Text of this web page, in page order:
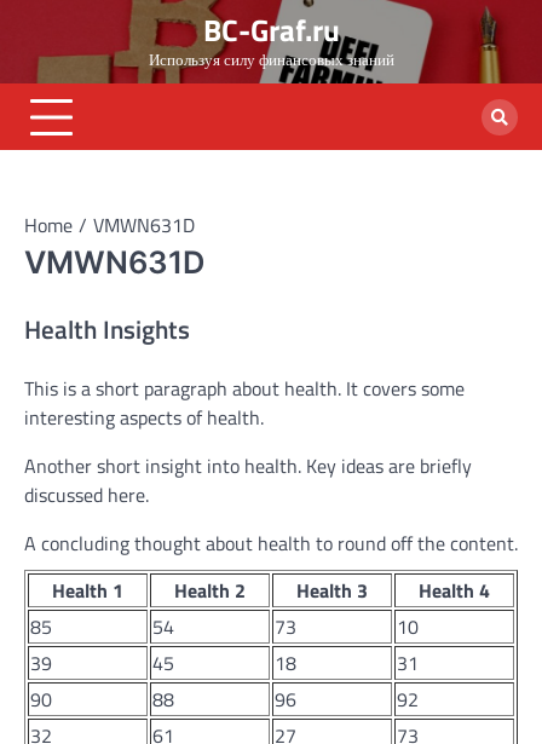
content
BC-Graf.ru
Используя силу финансовых знаний
Home VMWN631D
VMWN631D
Health Insights
This is a short paragraph about health. It covers some
interesting aspects of health.
Another short insight into health. Key ideas are briefly
discussed here.
A concluding thought about health to round off the content.
Health 1
Health 2 Health 3
Health 4
85
54 73
10
39
45 18
31
90
88 96
92
32
61 27 73